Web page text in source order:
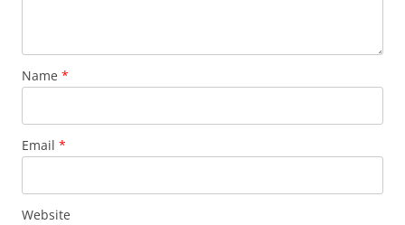
Name *
Email *
Website